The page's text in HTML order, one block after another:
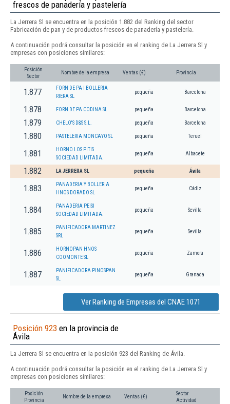
frescos de panadería y pastelería
La Jerrera Sl se encuentra en la posición 1.882 del Ranking del sector
Fabricación de pan y de productos frescos de panadería y pastelería.
A continuación podrá consultar la posición en el ranking de La Jerrera Sl y
empresas con posiciones similares:
Posición
Sector
Nombre de la empresa Ventas (€) Provincia
1.877
FORN DE PA I BOLLERIA
RIERA SL
pequeña Barcelona
1.878 FORN DE PA CODINA SL pequeña Barcelona
1.879 CHELO'S D&S S.L. pequeña Barcelona
1.880 PASTELERIA MONCAYO SL pequeña Teruel
1.881
HORNO LOS PITIS
SOCIEDAD LIMITADA.
pequeña Albacete
1.882 LA JERRERA SL pequeña Ávila
1.883
PANADERIA Y BOLLERIA
HNOS DORADO SL
pequeña Cádiz
1.884
PANADERIA PEISI
SOCIEDAD LIMITADA.
pequeña Sevilla
1.885
PANIFICADORA MARTINEZ
SRL
pequeña Sevilla
1.886
HORNOPAN HNOS
COOMONTE SL
pequeña Zamora
1.887
PANIFICADORA PINOSPAN
SL
pequeña Granada
Ver Ranking de Empresas del CNAE 1071
Posición 923 en la provincia de
Ávila
La Jerrera Sl se encuentra en la posición 923 del Ranking de Ávila.
A continuación podrá consultar la posición en el ranking de La Jerrera Sl y
empresas con posiciones similares:
Posición
Provincia
Nombre de la empresa Ventas (€)
Sector
Actividad